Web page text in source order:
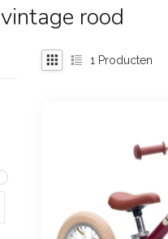
rood
1 Producten